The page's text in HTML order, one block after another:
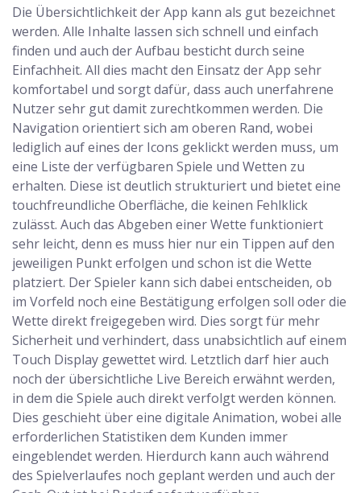
Die Übersichtlichkeit der App kann als gut bezeichnet
werden. Alle Inhalte lassen sich schnell und einfach
finden und auch der Aufbau besticht durch seine
Einfachheit. All dies macht den Einsatz der App sehr
komfortabel und sorgt dafür, dass auch unerfahrene
Nutzer sehr gut damit zurechtkommen werden. Die
Navigation orientiert sich am oberen Rand, wobei
lediglich auf eines der Icons geklickt werden muss, um
eine Liste der verfügbaren Spiele und Wetten zu
erhalten. Diese ist deutlich strukturiert und bietet eine
touchfreundliche Oberfläche, die keinen Fehlklick
zulässt. Auch das Abgeben einer Wette funktioniert
sehr leicht, denn es muss hier nur ein Tippen auf den
jeweiligen Punkt erfolgen und schon ist die Wette
platziert. Der Spieler kann sich dabei entscheiden, ob
im Vorfeld noch eine Bestätigung erfolgen soll oder die
Wette direkt freigegeben wird. Dies sorgt für mehr
Sicherheit und verhindert, dass unabsichtlich auf einem
Touch Display gewettet wird. Letztlich darf hier auch
noch der übersichtliche Live Bereich erwähnt werden,
in dem die Spiele auch direkt verfolgt werden können.
Dies geschieht über eine digitale Animation, wobei alle
erforderlichen Statistiken dem Kunden immer
eingeblendet werden. Hierdurch kann auch während
des Spielverlaufes noch geplant werden und auch der